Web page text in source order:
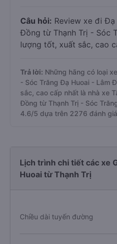
Câu hỏi: Review xe đi
Đồng từ Thạnh Trị - Sóc
lượng tốt, xuất sắc, cao
Trả lời: Những hãng có loại
- Sóc Trăng Đạ Huoai - Lâm
sắc, cao cấp nhất là nhà xe
Đồng từ Thạnh Trị - Sóc
4.6/5 dựa trên 2276 đánh
Lịch trình chi tiết các xe
Huoai từ Thạnh Trị
Chiều dài tuyến đường